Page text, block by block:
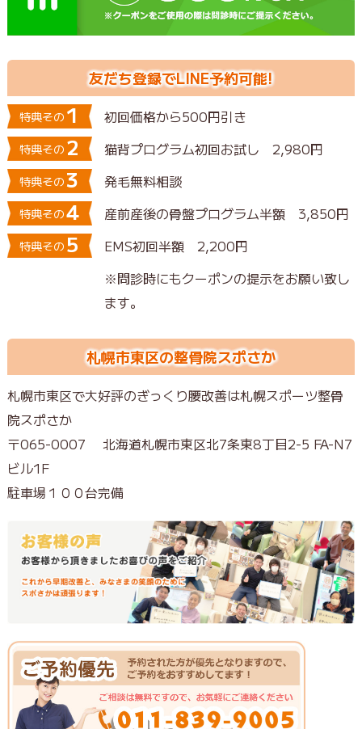
友だち登録でLINE予約可能!
特典その 1 初回価格から500円引き
特典その 2 猫背プログラム初回お試し 2,980円
特典その 3 発毛無料相談
特典その4 産前産後の骨盤プログラム半額 3,850円
特典その 5
EMS初回半額 2,200円
※問診時にもクーポンの提示をお願い致し
ます。
札幌市東区の整骨院スポさか
札幌市東区で大好評のぎっくり腰改善は札幌スポーツ整骨
院スポさか
〒065-0007 北海道札幌市東区北7条東8丁目2-5 FA-N7
ビル1F
駐車場１００台完備